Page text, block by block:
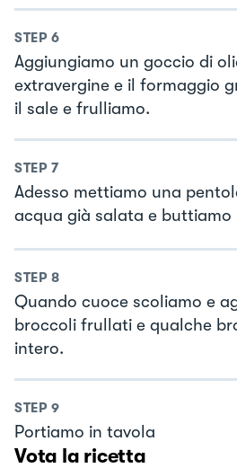
STEP 6
Aggiungiamo un goccio di
extravergine e il formaggio
il sale e frulliamo.
STEP 7
Adesso mettiamo una
acqua già salata e buttiamo
STEP 8
Quando cuoce scoliamo e
broccoli frullati e qualche
intero.
STEP 9
Portiamo in tavola
Vota la ricetta